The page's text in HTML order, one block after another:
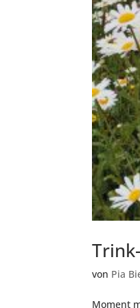
von Pia
Moment